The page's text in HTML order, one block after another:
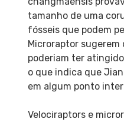
tamanho de uma
fósseis que podem
Microraptor sugerem
poderiam ter
o que indica que
em algum ponto
Velociraptors e